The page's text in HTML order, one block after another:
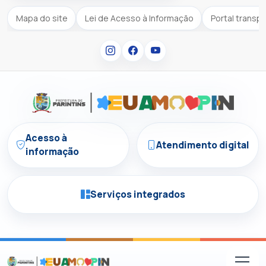
Mapa do site Lei de Acesso à Informação Portal
Acesso à
informação
Atendimento digital
Serviços integrados